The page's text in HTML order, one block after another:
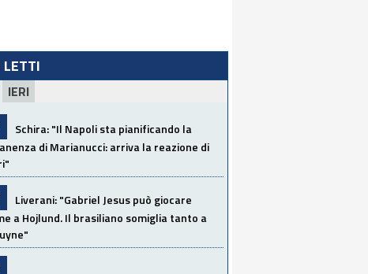
LETTI
IERI
Schira: "Il Napoli sta pianificando la
di Marianucci: arriva la reazione di
Liverani: "Gabriel Jesus può giocare
a Hojlund. Il brasiliano somiglia tanto a